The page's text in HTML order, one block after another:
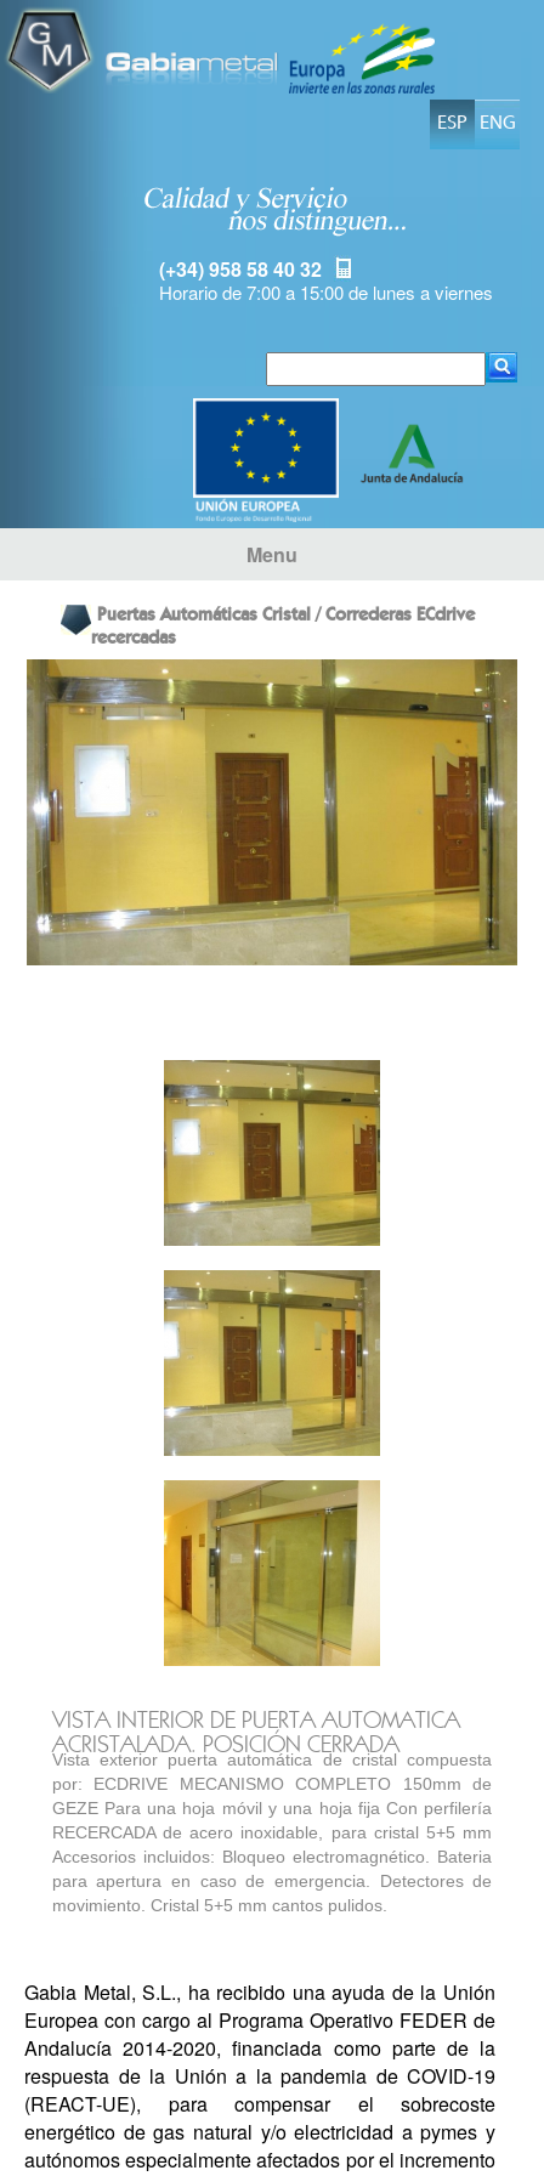
ESP ENG
(+34) 958 58 40 32
Horario de 7:00 a 15:00 de lunes a viernes
Menu
Puertas Automáticas Cristal / Correderas ECdrive
recercadas
VISTA INTERIOR DE PUERTA AUTOMATICA
ACRISTALADA. POSICIÓN CERRADA
Vista exterior puerta automática de cristal compuesta
por: ECDRIVE MECANISMO COMPLETO 150mm de
GEZE Para una hoja móvil y una hoja fija Con perfilería
RECERCADA de acero inoxidable, para cristal 5+5 mm
Accesorios incluidos: Bloqueo electromagnético. Bateria
para apertura en caso de emergencia. Detectores de
movimiento. Cristal 5+5 mm cantos pulidos.
Gabia Metal, S.L., ha recibido una ayuda de la Unión
Europea con cargo al Programa Operativo FEDER de
Andalucía 2014-2020, financiada como parte de la
respuesta de la Unión a la pandemia de COVID-19
(REACT-UE), para compensar el sobrecoste
energético de gas natural y/o electricidad a pymes y
autónomos especialmente afectados por el incremento